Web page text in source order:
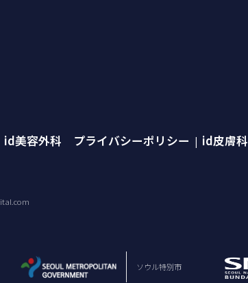
id美容外科 プライバシーポリシー | id皮膚科
ソウル特別市